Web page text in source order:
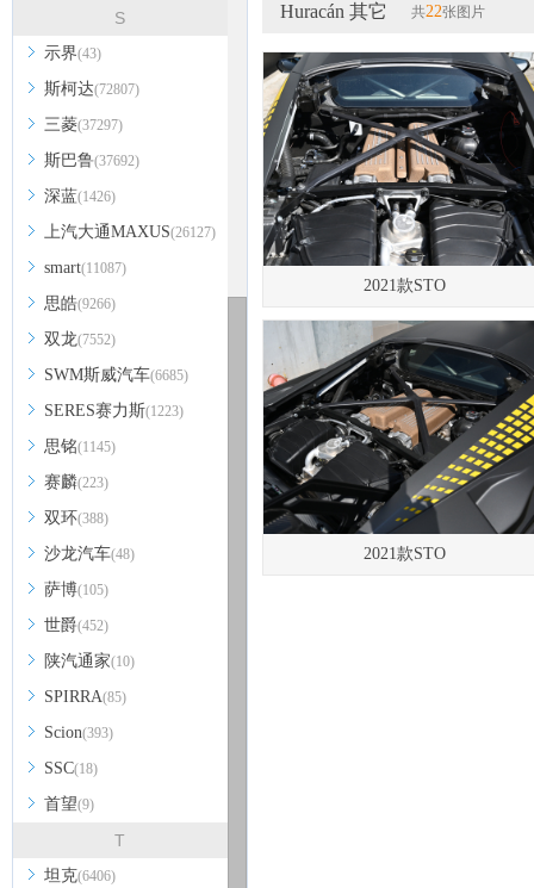
S
示界(43)
斯柯达(72807)
三菱(37297)
斯巴鲁(37692)
深蓝(1426)
上汽大通MAXUS(26127)
smart(11087)
思皓(9266)
双龙(7552)
SWM斯威汽车(6685)
SERES赛力斯(1223)
思铭(1145)
赛麟(223)
双环(388)
沙龙汽车(48)
萨博(105)
世爵(452)
陕汽通家(10)
SPIRRA(85)
Scion(393)
SSC(18)
首望(9)
T
坦克(6406)
Huracán 其它 共22张图片
2021款STO
2021款STO